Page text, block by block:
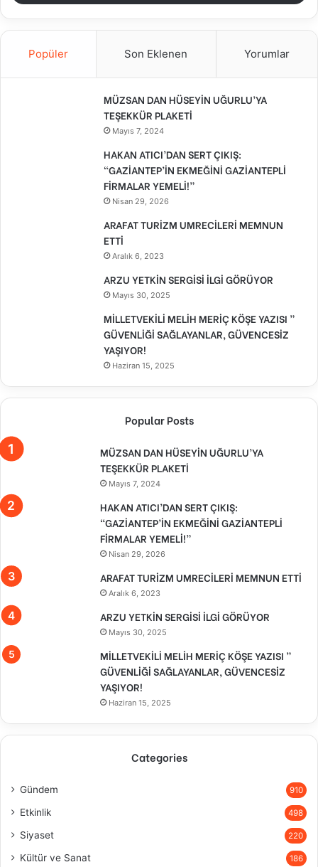
Popüler Son Eklenen Yorumlar
MÜZSAN DAN HÜSEYİN UĞURLU’YA
TEŞEKKÜR PLAKETİ
Mayıs 7, 2024
HAKAN ATICI’DAN SERT ÇIKIŞ:
“GAZİANTEP’İN EKMEĞİNİ GAZİANTEPLİ
FİRMALAR YEMELİ!”
Nisan 29, 2026
ARAFAT TURİZM UMRECİLERİ MEMNUN
ETTİ
Aralık 6, 2023
ARZU YETKİN SERGİSİ İLGİ GÖRÜYOR
Mayıs 30, 2025
MİLLETVEKİLİ MELİH MERİÇ KÖŞE YAZISI ”
GÜVENLİĞİ SAĞLAYANLAR, GÜVENCESİZ
YAŞIYOR!
Haziran 15, 2025
Popular Posts
MÜZSAN DAN HÜSEYİN UĞURLU’YA
TEŞEKKÜR PLAKETİ
Mayıs 7, 2024
HAKAN ATICI’DAN SERT ÇIKIŞ:
“GAZİANTEP’İN EKMEĞİNİ GAZİANTEPLİ
FİRMALAR YEMELİ!”
Nisan 29, 2026
ARAFAT TURİZM UMRECİLERİ MEMNUN ETTİ
Aralık 6, 2023
ARZU YETKİN SERGİSİ İLGİ GÖRÜYOR
Mayıs 30, 2025
MİLLETVEKİLİ MELİH MERİÇ KÖŞE YAZISI ”
GÜVENLİĞİ SAĞLAYANLAR, GÜVENCESİZ
YAŞIYOR!
Haziran 15, 2025
Categories
Gündem 910
Etkinlik 498
Siyaset 220
Kültür ve Sanat 186